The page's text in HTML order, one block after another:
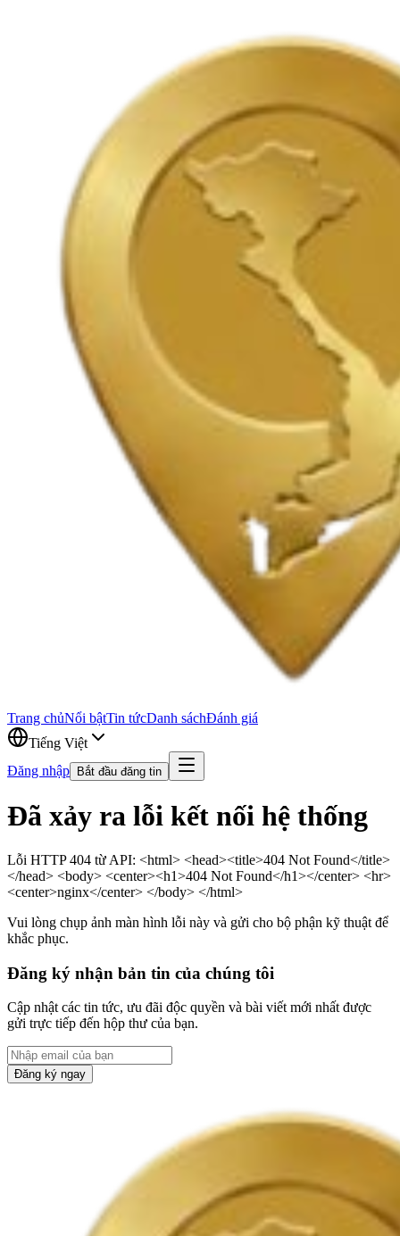
Trang chủNổi bậtTin tứcDanh sáchĐánh giá
Tiếng Việt
Đăng nhập
Bắt đầu đăng tin
Đã xảy ra lỗi kết nối hệ thống
Lỗi HTTP 404 từ API: <html> <head><title>404 Not Found</title>
</head> <body> <center><h1>404 Not Found</h1></center> <hr>
<center>nginx</center> </body> </html>
Vui lòng chụp ảnh màn hình lỗi này và gửi cho bộ phận kỹ thuật để
khắc phục.
Đăng ký nhận bản tin của chúng tôi
Cập nhật các tin tức, ưu đãi độc quyền và bài viết mới nhất được
gửi trực tiếp đến hộp thư của bạn.
Đăng ký ngay